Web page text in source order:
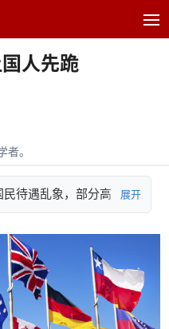
人先跪
。
待遇乱象，部分高
展开